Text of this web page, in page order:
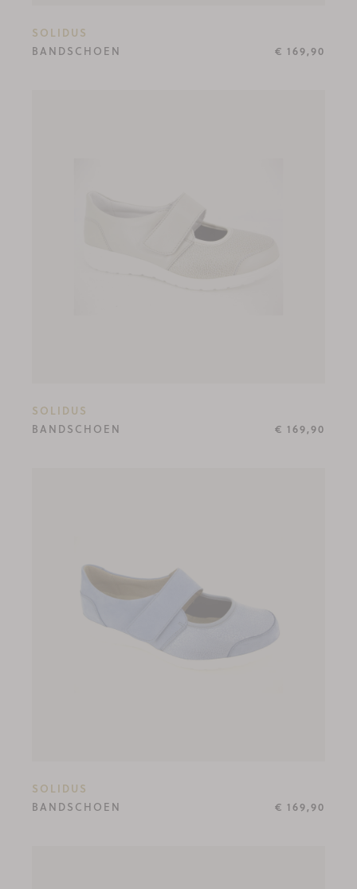
SOLIDUS
BANDSCHOEN
€ 169,90
SOLIDUS
BANDSCHOEN
€ 169,90
SOLIDUS
BANDSCHOEN
€ 169,90